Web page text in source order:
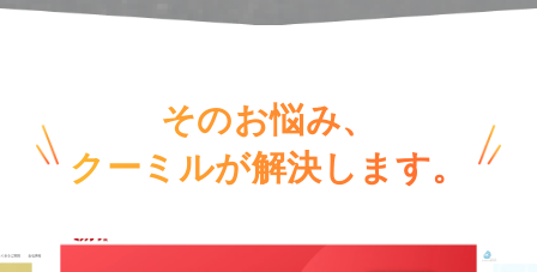
そのお悩み、
クーミルが解決します。